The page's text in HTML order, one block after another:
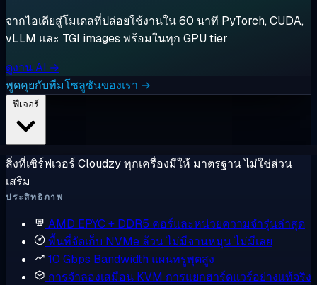
จากไอเดียสู่โมเดลที่ปล่อยใช้งานใน 60 นาที PyTorch, CUDA,
vLLM และ TGI images พร้อมในทุก GPU tier
ดูงาน AI →
พูดคุยกับทีมโซลูชันของเรา →
สิ่งที่เซิร์ฟเวอร์ Cloudzy ทุกเครื่องมีให้ มาตรฐาน ไม่ใช่ส่วน
เสริม
ประสิทธิภาพ
AMD EPYC + DDR5 คอร์และหน่วยความจำรุ่นล่าสุด
พื้นที่จัดเก็บ NVMe ล้วนไม่มีจานหมุน ไม่มีเลย
10 Gbps Bandwidth แผนทรูพุตสูง
การจำลองเสมือน KVM การแยกฮาร์ดแวร์อย่างแท้จริง